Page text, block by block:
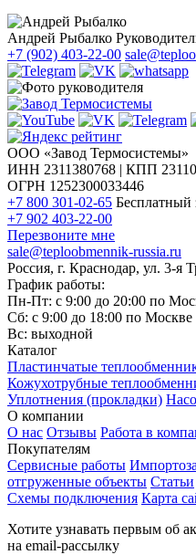
Андрей Рыбалко
+7 (902) 403-22-00
ООО «Завод Термосистемы»
ИНН 2311380768 | КПП
ОГРН 1252300033446
+7 800 301-02-65
+7 902 403-22-00
Перезвоните мне
sale@teploobmennik-russia.ru
Россия, г. Краснодар, ул. 3-я
График работы:
Пн-Пт: с 9:00 до 20:00 по
Сб: с 9:00 до 18:00 по Москве
Вс: выходной
Каталог
Пластинчатые
Кожухотрубные
Уплотнения (прокладки)
О компании
О нас Отзывы Работа в
Покупателям
Сервисные работы
отгруженные объекты Статьи
Схемы подключения Карта
Хотите узнавать первым об
на email-рассылку